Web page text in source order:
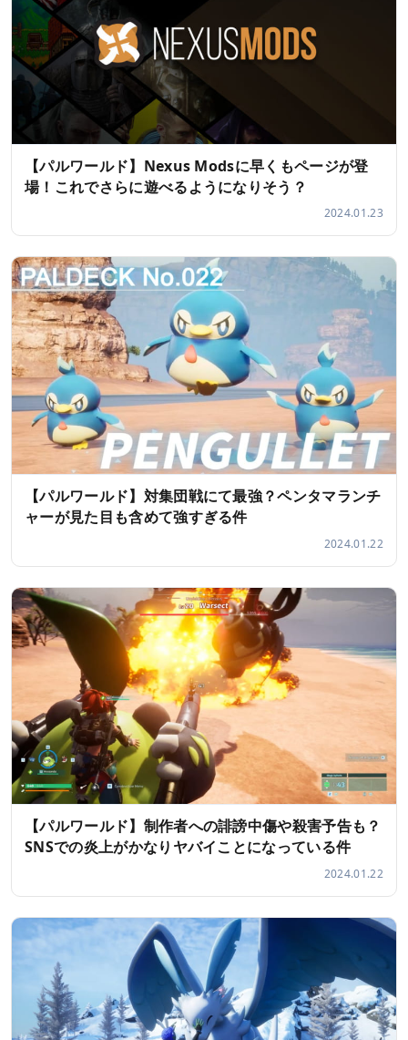
【パルワールド】Nexus Modsに早くもページが登
場！これでさらに遊べるようになりそう？
2024.01.23
【パルワールド】対集団戦にて最強？ペンタマランチ
ャーが見た目も含めて強すぎる件
2024.01.22
【パルワールド】制作者への誹謗中傷や殺害予告も？
SNSでの炎上がかなりヤバイことになっている件
2024.01.22